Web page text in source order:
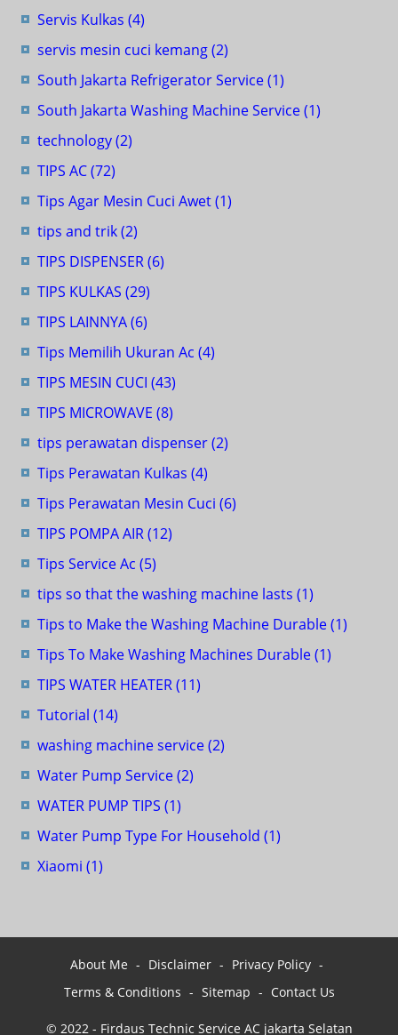
Servis Kulkas (4)
servis mesin cuci kemang(2)
South Jakarta Refrigerator Service(1)
South Jakarta Washing Machine Service(1)
technology(2)
TIPS AC(72)
Tips Agar Mesin Cuci Awet(1)
tips and trik(2)
TIPS DISPENSER(6)
TIPS KULKAS (29)
TIPS LAINNYA(6)
Tips Memilih Ukuran Ac (4)
TIPS MESIN CUCI (43)
TIPS MICROWAVE (8)
tips perawatan dispenser(2)
Tips Perawatan Kulkas (4)
Tips Perawatan Mesin Cuci (6)
TIPS POMPA AIR(12)
Tips Service Ac (5)
tips so that the washing machine lasts (1)
Tips to Make the Washing Machine Durable(1)
Tips To Make Washing Machines Durable(1)
TIPS WATER HEATER(11)
Tutorial (14)
washing machine service(2)
Water Pump Service(2)
WATER PUMP TIPS (1)
Water Pump Type For Household (1)
Xiaomi (1)
About Me Disclaimer
Privacy Policy
Terms & Conditions
Sitemap Contact Us
© 2022 - Firdaus Technic Service AC jakarta Selatan